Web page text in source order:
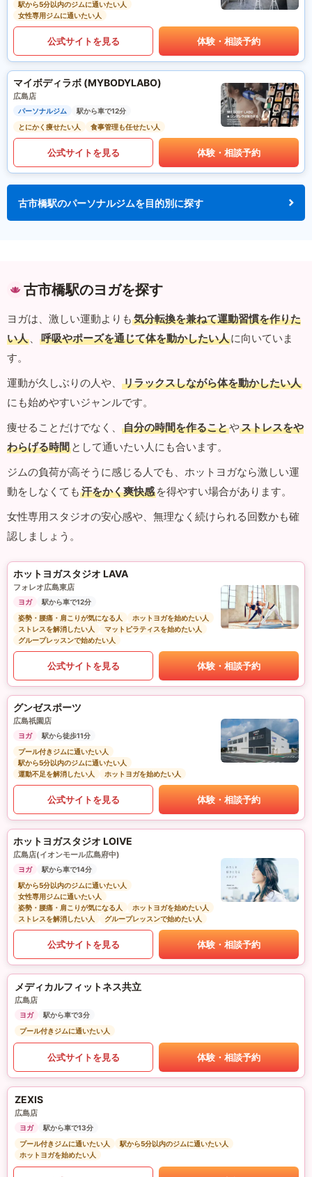
駅から5分以内のジムに通いたい人
女性専用ジムに通いたい人
公式サイトを見る 体験・相談予約
マイボディラボ (MYBODYLABO)
広島店
パーソナルジム
駅から車で12分
とにかく痩せたい人
食事管理も任せたい人
公式サイトを見る 体験・相談予約
古市橋駅のパーソナルジムを目的別に探す
古市橋駅のヨガを探す
ヨガは、激しい運動よりも 気分転換を兼ねて運動習慣を作りた
い人 、 呼吸やポーズを通じて体を動かしたい人に向いていま
す。
運動が久しぶりの人や、
リラックスしながら体を動かしたい人
にも始めやすいジャンルです。
痩せることだけでなく、
自分の時間を作ることやストレスをや
わらげる時間 として通いたい人にも合います。
ジムの負荷が高そうに感じる人でも、ホットヨガなら激しい運
動をしなくても 汗をかく爽快感 を得やすい場合があります。
女性専用スタジオの安心感や、無理なく続けられる回数かも確
認しましょう。
ホットヨガスタジオ LAVA
フォレオ広島東店
ヨガ
駅から車で12分
姿勢・腰痛・肩こりが気になる人
ホットヨガを始めたい人
ストレスを解消したい人
マットピラティスを始めたい人
グループレッスンで始めたい人
公式サイトを見る 体験・相談予約
グンゼスポーツ
広島祇園店
ヨガ
駅から徒歩11分
プール付きジムに通いたい人
駅から5分以内のジムに通いたい人
運動不足を解消したい人
ホットヨガを始めたい人
公式サイトを見る 体験・相談予約
ホットヨガスタジオ LOIVE
広島店(イオンモール広島府中)
ヨガ
駅から車で14分
駅から5分以内のジムに通いたい人
女性専用ジムに通いたい人
姿勢・腰痛・肩こりが気になる人
ホットヨガを始めたい人
ストレスを解消したい人
グループレッスンで始めたい人
公式サイトを見る 体験・相談予約
メディカルフィットネス共立
広島店
ヨガ
駅から車で3分
プール付きジムに通いたい人
公式サイトを見る 体験・相談予約
ZEXIS
広島店
ヨガ
駅から車で13分
プール付きジムに通いたい人
駅から5分以内のジムに通いたい人
ホットヨガを始めたい人